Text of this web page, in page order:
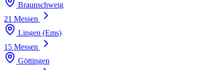
Braunschweig
21 Messen
Lingen (Ems)
15 Messen
Göttingen